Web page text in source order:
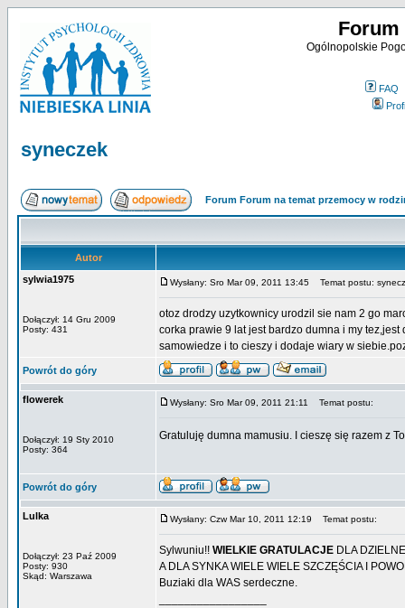
Forum
Ogólnopolskie
FAQ
syneczek
Forum Forum na temat przemocy w
Autor
sylwia1975
Dołączył: 14 Gru 2009
Posty: 431
Wysłany: Sro Mar 09, 2011 13:45 Temat postu:
otoz drodzy uzytkownicy urodzil sie nam 2 go
corka prawie 9 lat jest bardzo dumna i my
samowiedze i to cieszy i dodaje wiary w
Powrót do góry
flowerek
Dołączył: 19 Sty 2010
Posty: 364
Wysłany: Sro Mar 09, 2011 21:11 Temat postu:
Gratuluję dumna mamusiu. I cieszę się razem z
Powrót do góry
Lulka
Dołączył: 23 Paź 2009
Posty: 930
Skąd: Warszawa
Wysłany: Czw Mar 10, 2011 12:19 Temat postu:
Sylwuniu!! WIELKIE GRATULACJE DLA
A DLA SYNKA WIELE WIELE SZCZĘŚCIA I
Buziaki dla WAS serdeczne.